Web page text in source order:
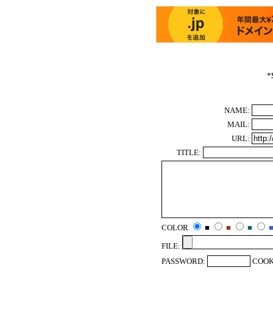
*
NAME:
MAIL:
URL:
TITLE:
COLOR ■ ■ ■
■
FILE:
PASSWORD: